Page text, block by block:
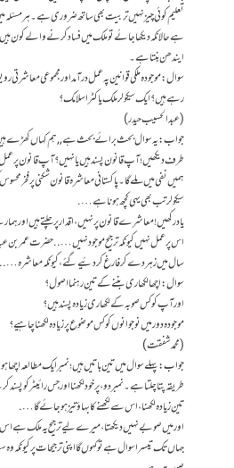
تعلیم کوئی چیز نہیں تربیت بھی ساتھ ضروری ہے۔
ہے حالانکہ دیکھا جائے تو ملک میں فساد کرنے والے کون
ایندھن بنتا ہے۔
سوال : موجودہ ملکی قوانین پہ عمل درآمد اور مجموعی معاشرتی
رہے ہیں؟ ایک سیکولر ملک یا کٹر اسلامک؟
(عبد الحسیب حیدر)
جواب: یہ سوال بحث برائے بحث ہے ,, ہم کہاں کھڑے
طرف دیکھیں؛ آپ قانون پسند ہیں یا نہیں؟ آپ قانون پر
ہمیں نفی میں ملے گا۔ پاکستانی معاشرہ قانون شکنی پر فخر
سیکولر تب بھی یہی کچھ ہونا ہے….
یاد رکھیں! معاشرے قانون پر نہیں، اقدار پر چلتے ہیں اور
اس پر عمل نہیں کیونکہ ترجیح موجود نہیں….. حضرت عمر بن
سال میں زہر دے کر فارغ کردئیے گئے، کیونکہ معاشرہ…..
سوال: اچھا لکھاری بننے کے تین رہنما اصول؟
اور آپ کو کس صوبہ کے لکھاری زیادہ پسند ہیں؟
موجودہ دور میں نوجوانوں کو کس موضوع پر زیادہ لکھنا چاہیے؟
(محمد شفقت)
جواب: پہلے سوال میں تین باتیں ہیں؛ نمبر ایک مطالعہ اچھا
طریقہ پتا چلتا ہے۔ نمبر دو، پر خود لکھنا اور جس رائیٹر کو
تین زیادہ لکھنا، اس سے لکھنے کا بہاؤ تیز ہوجائے گا….
اور میں صوبے نہیں دیکھتا، میرے لیے ترجیح یہ ملک ہے اس
جہاں تک تیسرا سوال ہے تو کہوں گا اپنی ترجیحات پر کیونکہ